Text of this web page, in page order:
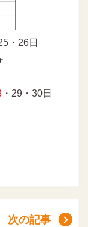
・26日
・29・30日
次の記事